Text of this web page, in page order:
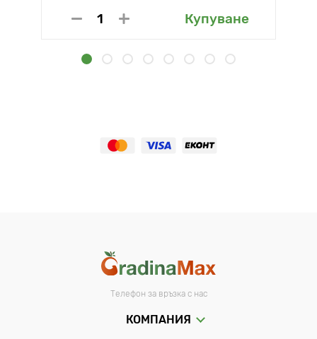
Купуване
Телефон за връзка с нас
КОМПАНИЯ